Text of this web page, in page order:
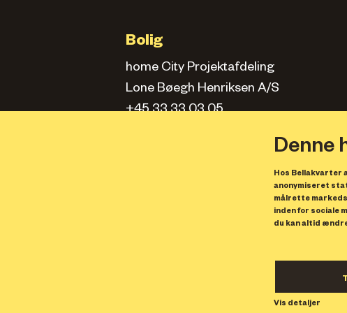
Denne
Hos Bellakvarter
anonymiseret
målrette
inden for sociale
du kan altid
Vis detaljer
Bolig
home City Projektafdeling
Lone Bøegh Henriksen A/S
+45 33 33 03 05